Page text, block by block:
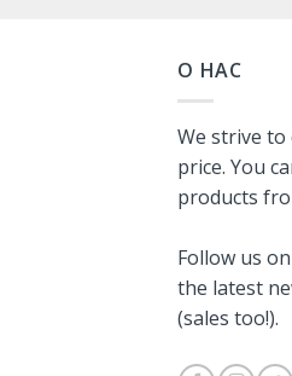
О НАС
We strive
price. You
products
Follow us
the latest
(sales too!).